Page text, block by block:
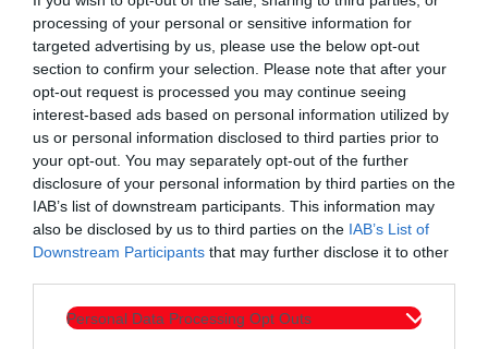
processing of your personal or sensitive information for
targeted advertising by us, please use the below opt-out
section to confirm your selection. Please note that after your
opt-out request is processed you may continue seeing
interest-based ads based on personal information utilized by
us or personal information disclosed to third parties prior to
your opt-out. You may separately opt-out of the further
disclosure of your personal information by third parties on the
IAB’s list of downstream participants. This information may
also be disclosed by us to third parties on the IAB’s List of
Downstream Participants that may further disclose it to other
Personal Data Processing Opt Outs